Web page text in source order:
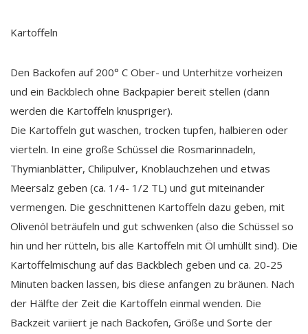
Kartoffeln
Den Backofen auf 200° C Ober- und Unterhitze vorheizen
und ein Backblech ohne Backpapier bereit stellen (dann
werden die Kartoffeln knuspriger).
Die Kartoffeln gut waschen, trocken tupfen, halbieren oder
vierteln. In eine große Schüssel die Rosmarinnadeln,
Thymianblätter, Chilipulver, Knoblauchzehen und etwas
Meersalz geben (ca. 1/4- 1/2 TL) und gut miteinander
vermengen. Die geschnittenen Kartoffeln dazu geben, mit
Olivenöl beträufeln und gut schwenken (also die Schüssel so
hin und her rütteln, bis alle Kartoffeln mit Öl umhüllt sind). Die
Kartoffelmischung auf das Backblech geben und ca. 20-25
Minuten backen lassen, bis diese anfangen zu bräunen. Nach
der Hälfte der Zeit die Kartoffeln einmal wenden. Die
Backzeit variiert je nach Backofen, Größe und Sorte der